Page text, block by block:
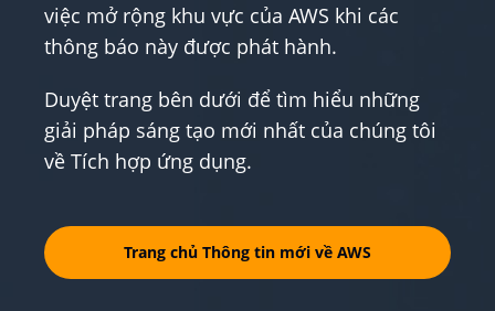
việc mở rộng khu vực của AWS khi các
thông báo này được phát hành.
Duyệt trang bên dưới để tìm hiểu những
giải pháp sáng tạo mới nhất của chúng tôi
về Tích hợp ứng dụng.
Trang chủ Thông tin mới về AWS